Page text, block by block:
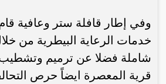
وفي إطار قافلة ستر وعافية
خدمات الرعاية البيطرية من
قرية المعصرة ايضاً حرص